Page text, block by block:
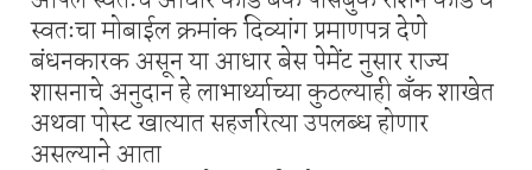
स्वतःचा मोबाईल क्रमांक दिव्यांग प्रमाणपत्र देणे
बंधनकारक असून या आधार बेस पेमेंट नुसार राज्य
शासनाचे अनुदान हे लाभार्थ्याच्या कुठल्याही बँक शाखेत
अथवा पोस्ट खात्यात सहजरित्या उपलब्ध होणार
असल्याने आता